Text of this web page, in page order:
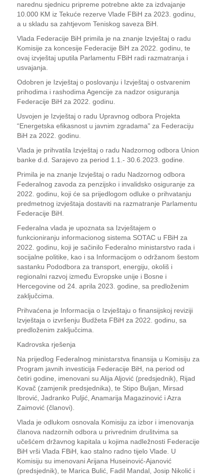
narednu sjednicu pripreme potrebne akte za izdvajanje
10.000 KM iz Tekuće rezerve Vlade FBiH za 2023. godinu,
a u skladu sa zahtjevom Teniskog saveza BiH.
Vlada Federacije BiH primila je na znanje lzvještaj o radu
Komisije za koncesije Federacije BiH za 2022. godinu, te
ovaj izvještaj uputila Parlamentu FBiH radi razmatranja i
usvajanja.
Odobren je Izvještaj o poslovanju i Izvještaj o ostvarenim
prihodima i rashodima Agencije za nadzor osiguranja
Federacije BiH za 2022. godinu.
Usvojen je Izvještaj o radu Upravnog odbora Projekta
“Energetska efikasnost u javnim zgradama" za Federaciju
BiH za 2022. godinu.
Vlada je prihvatila Izvještaj o radu Nadzornog odbora Union
banke d.d. Sarajevo za period 1.1.- 30.6.2023. godine.
Primila je na znanje Izvještaj o radu Nadzornog odbora
Federalnog zavoda za penzijsko i invalidsko osiguranje za
2022. godinu, koji će sa prijedlogom odluke o prihvatanju
predmetnog izvještaja dostaviti na razmatranje Parlamentu
Federacije BiH.
Federalna vlada je upoznata sa Izvještajem o
funkcioniranju informacionog sistema SOTAC u FBiH za
2022. godinu, koji je sačinilo Federalno ministarstvo rada i
socijalne politike, kao i sa Informacijom o održanom šestom
sastanku Pododbora za transport, energiju, okoliš i
regionalni razvoj između Evropske unije i Bosne i
Hercegovine od 24. aprila 2023. godine, sa predloženim
zaključcima.
Prihvaćena je Informacija o Izvještaju o finansijskoj reviziji
lzvještaja o izvršenju Budžeta FBiH za 2022. godinu, sa
predloženim zaključcima.
Kadrovska rješenja
Na prijedlog Federalnog ministarstva finansija u Komisiju za
Program javnih investicija Federacije BiH, na period od
četiri godine, imenovani su Alija Aljović (predsjednik), Rijad
Kovač (zamjenik predsjednika), te Stipo Buljan, Mirsad
Ibrović, Jadranko Puljić, Anamarija Magazinović i Azra
Zaimović (članovi).
Vlada je odlukom osnovala Komisiju za izbor i imenovanja
članova nadzornih odbora u privrednim društvima sa
učešćem državnog kapitala u kojima nadležnosti Federacije
BiH vrši Vlada FBiH, kao stalno radno tijelo Vlade. U
Komisiju su imenovani Arijana Huseinović-Ajanović
(predsjednik), te Marica Bulić, Fadil Mandal, Josip Nikolić i